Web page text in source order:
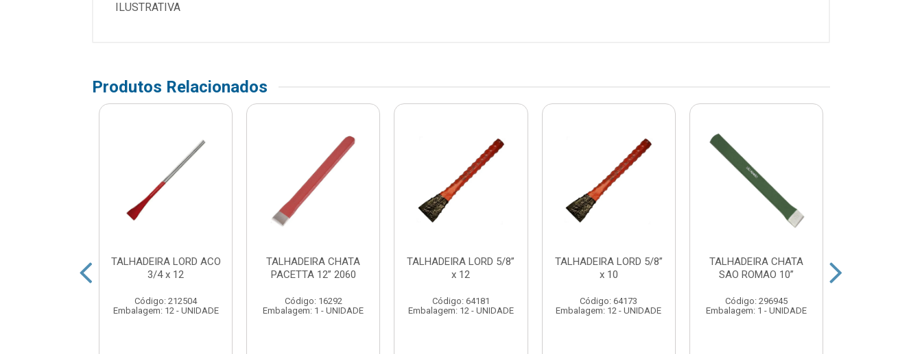
ILUSTRATIVA
Produtos Relacionados
TALHADEIRA LORD ACO
3/4 x 12
Código: 212504
Embalagem: 12 - UNIDADE
TALHADEIRA CHATA
PACETTA 12” 2060
Código: 16292
Embalagem: 1 - UNIDADE
TALHADEIRA LORD 5/8”
x 12
Código: 64181
Embalagem: 12 - UNIDADE
TALHADEIRA LORD 5/8”
x 10
Código: 64173
Embalagem: 12 - UNIDADE
TALHADEIRA CHATA
SAO ROMAO 10”
Código: 296945
Embalagem: 1 - UNIDADE